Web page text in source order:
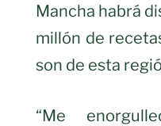
Mancha habrá
millón de
son de esta
“Me